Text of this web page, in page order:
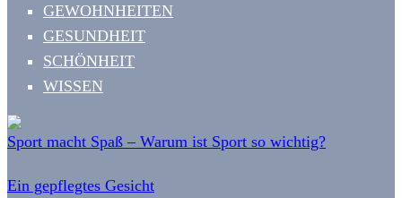
GEWOHNHEITEN
GESUNDHEIT
SCHÖNHEIT
WISSEN
Sport macht Spaß – Warum ist Sport so wichtig?
Ein gepflegtes Gesicht